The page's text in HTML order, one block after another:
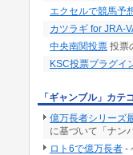
エクセルで競馬予
カツラギ for JRA-
中央南関投票 投票
KSC投票プラグイ
「ギャンブル」カテ
億万長者シリーズ
に基づいて「ナン
ロト6で億万長者 -